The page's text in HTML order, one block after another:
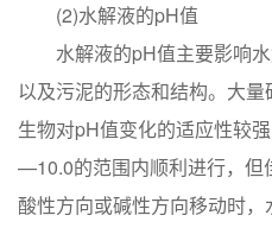
(2)水解液的pH值
水解液的pH值主要影响水
以及污泥的形态和结构。大
生物对pH值变化的适应性较
—10.0的范围内顺利进行，
酸性方向或碱性方向移动时